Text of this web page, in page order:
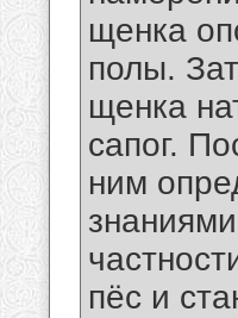
щенка
полы.
щенка
сапог.
ним
пёс и